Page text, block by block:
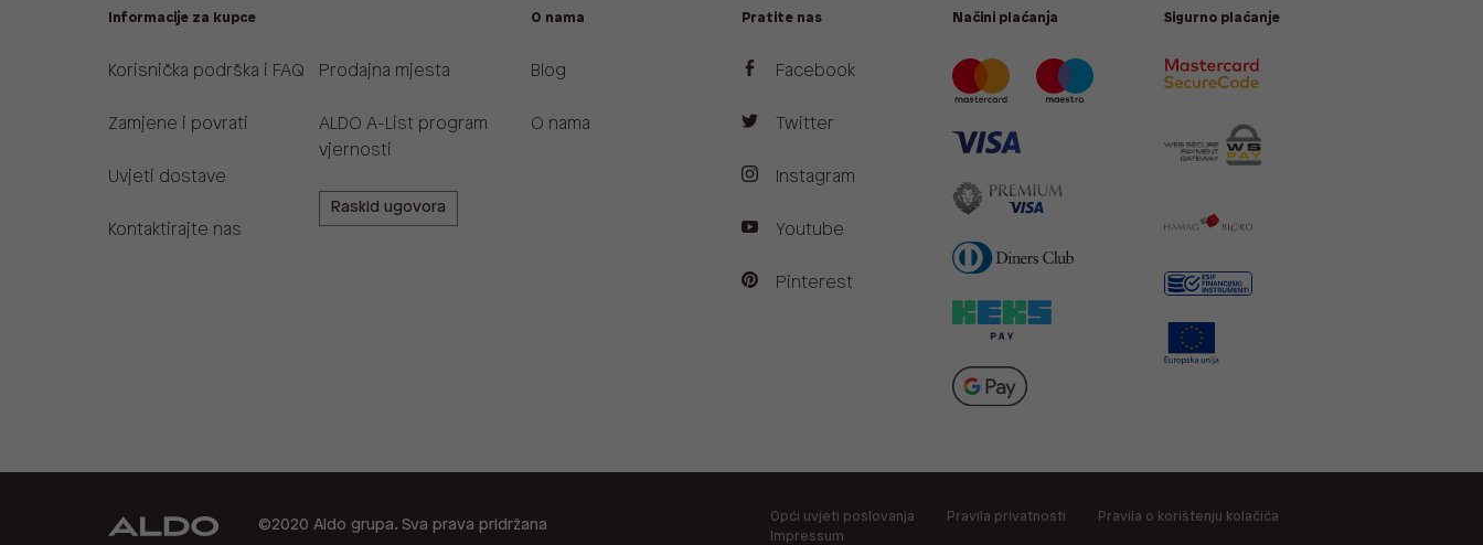
Informacije za kupce
Korisnička podrška i FAQ
Zamjene i povrati
Uvjeti dostave
Kontaktirajte nas
Prodajna mjesta
ALDO A-List program
vjernosti
Raskid ugovora
O nama
Blog
O nama
Pratite nas
Facebook
Twitter
Instagram
Youtube
Pinterest
Načini plaćanja Sigurno plaćanje
©2020 Aldo grupa. Sva prava pridržana
Opći uvjeti poslovanja Pravila privatnosti
Pravila o korištenju kolačića
Impressum